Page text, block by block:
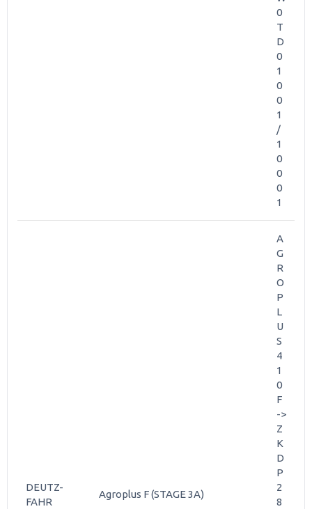
0
T
D
0
1
0
0
1
/
1
0
0
0
1
DEUTZ-
FAHR
Agroplus F (STAGE 3A)
A
G
R
O
P
L
U
S
4
1
0
F
->
Z
K
D
P
2
8